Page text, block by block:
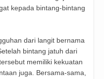
kepada bintang-bintang
dari langit bernama
bintang jatuh dari
memiliki kekuatan
juga. Bersama-sama,